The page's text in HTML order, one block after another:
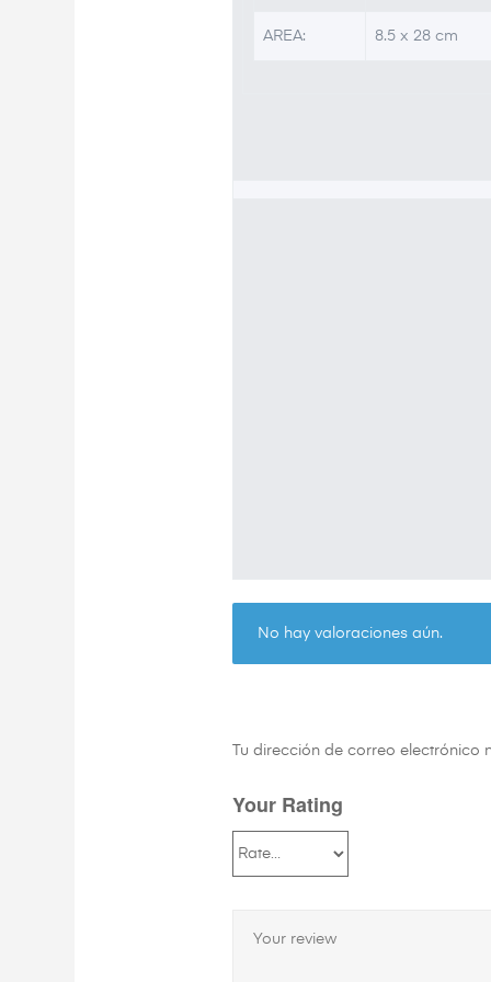
AREA: 8.5 x 28 cm
No hay valoraciones aún.
Tu dirección de correo electrónico
Your Rating